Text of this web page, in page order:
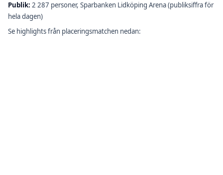
Publik: 2 287 personer, Sparbanken Lidköping Arena (publiksiffra för
hela dagen)
Se highlights från placeringsmatchen nedan: